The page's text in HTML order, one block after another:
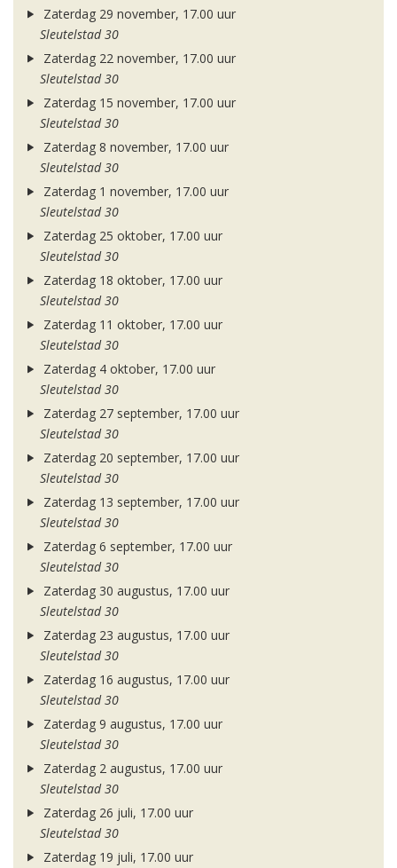
Zaterdag 29 november, 17.00 uur
Sleutelstad 30
Zaterdag 22 november, 17.00 uur
Sleutelstad 30
Zaterdag 15 november, 17.00 uur
Sleutelstad 30
Zaterdag 8 november, 17.00 uur
Sleutelstad 30
Zaterdag 1 november, 17.00 uur
Sleutelstad 30
Zaterdag 25 oktober, 17.00 uur
Sleutelstad 30
Zaterdag 18 oktober, 17.00 uur
Sleutelstad 30
Zaterdag 11 oktober, 17.00 uur
Sleutelstad 30
Zaterdag 4 oktober, 17.00 uur
Sleutelstad 30
Zaterdag 27 september, 17.00 uur
Sleutelstad 30
Zaterdag 20 september, 17.00 uur
Sleutelstad 30
Zaterdag 13 september, 17.00 uur
Sleutelstad 30
Zaterdag 6 september, 17.00 uur
Sleutelstad 30
Zaterdag 30 augustus, 17.00 uur
Sleutelstad 30
Zaterdag 23 augustus, 17.00 uur
Sleutelstad 30
Zaterdag 16 augustus, 17.00 uur
Sleutelstad 30
Zaterdag 9 augustus, 17.00 uur
Sleutelstad 30
Zaterdag 2 augustus, 17.00 uur
Sleutelstad 30
Zaterdag 26 juli, 17.00 uur
Sleutelstad 30
Zaterdag 19 juli, 17.00 uur